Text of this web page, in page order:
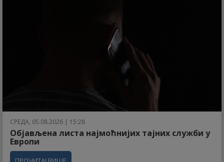
СРЕДА, 05.08.2026 | 15:28
Објављена листа најмоћнијих тајних служби у
Европи